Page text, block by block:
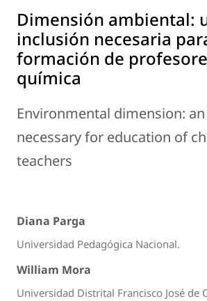
Dimensión ambiental:
inclusión necesaria
formación de
química
Environmental dimension:
necessary for education of
teachers
Diana Parga
Universidad Pedagógica Nacional.
William Mora
Universidad Distrital Francisco José de